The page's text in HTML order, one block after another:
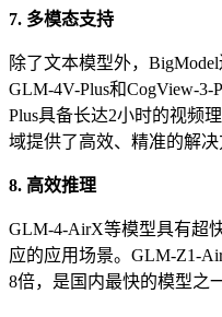
7. 多模态支持
除了文本模型外，
GLM-4V-Plus和CogView-
Plus具备长达2小时的视频
域提供了高效、精准的解决
8. 高效推理
GLM-4-AirX等模型具有超
应的应用场景。GLM-Z1-
8倍，是国内最快的模型之一